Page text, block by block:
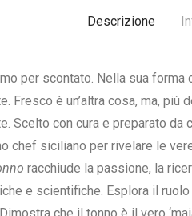
Descrizione
per scontato. Nella sua
Fresco è un’altra cosa, ma,
Scelto con cura e preparato
chef siciliano per rivelare le
racchiude la passione, la
e scientifiche. Esplora il